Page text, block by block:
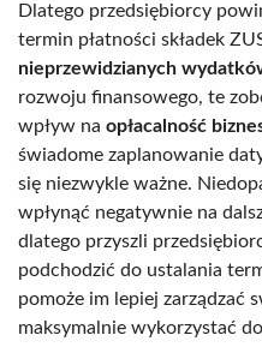
Dlatego przedsiębiorcy
termin płatności składek
nieprzewidzianych
rozwoju finansowego, te
wpływ na opłacalność
świadome zaplanowanie
się niezwykle ważne.
wpłynąć negatywnie na
dlatego przyszli
podchodzić do ustalania
pomoże im lepiej zarządzać
maksymalnie wykorzystać